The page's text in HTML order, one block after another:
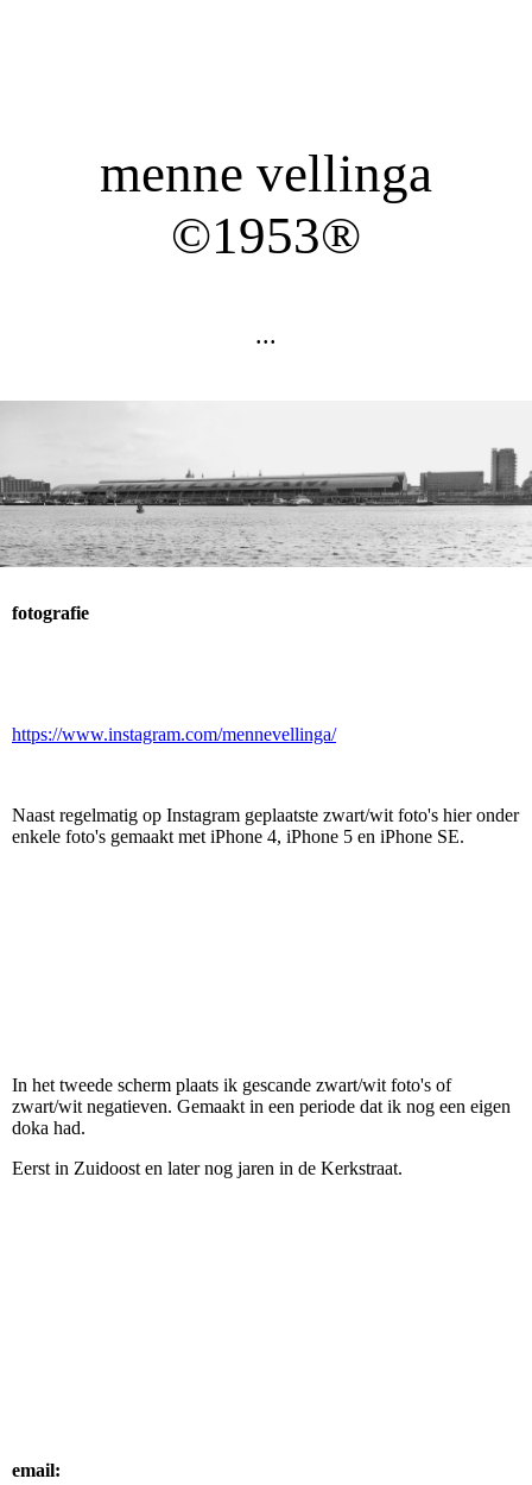
menne vellinga
©1953®
...
fotografie
https://www.instagram.com/mennevellinga/
Naast regelmatig op Instagram geplaatste zwart/wit foto's hier onder
enkele foto's gemaakt met iPhone 4, iPhone 5 en iPhone SE.
In het tweede scherm plaats ik gescande zwart/wit foto's of
zwart/wit negatieven. Gemaakt in een periode dat ik nog een eigen
doka had.
Eerst in Zuidoost en later nog jaren in de Kerkstraat.
email: